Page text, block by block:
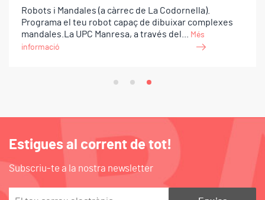
Robots i Mandales (a càrrec de La Codornella).
Programa el teu robot capaç de dibuixar complexes
mandales.La UPC Manresa, a través del... Més
informació
Estigues al corrent de tot!
Subscriu-te a la nostra newsletter